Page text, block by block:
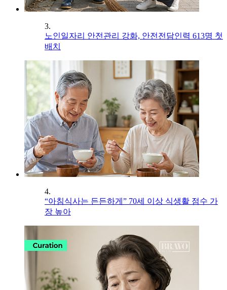
3.
노인일자리 안전관리 강화, 안전전담인력 613명 첫
배치
4.
“아침식사는 든든하게” 70세 이상 식생활 점수 가
장 높아